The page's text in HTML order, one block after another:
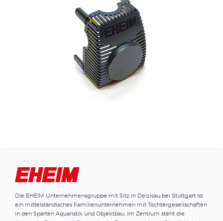
Die EHEIM Unternehmensgruppe mit Sitz in Deizisau bei Stuttgart ist
ein mittelständisches Familienunternehmen mit Tochtergesellschaften
in den Sparten Aquaristik und Objektbau. Im Zentrum steht die